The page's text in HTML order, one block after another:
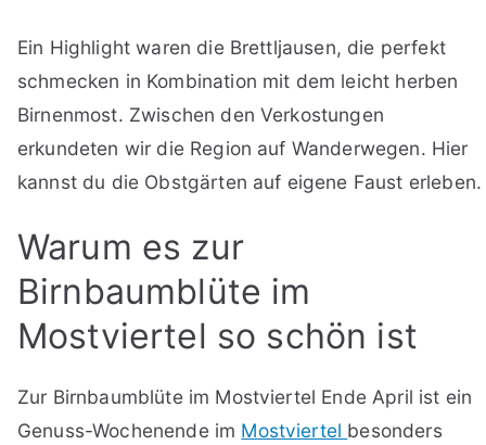
Ein Highlight waren die Brettljausen, die perfekt
schmecken in Kombination mit dem leicht herben
Birnenmost. Zwischen den Verkostungen
erkundeten wir die Region auf Wanderwegen. Hier
kannst du die Obstgärten auf eigene Faust erleben.
Warum es zur
Birnbaumblüte im
Mostviertel so schön ist
Zur Birnbaumblüte im Mostviertel Ende April ist ein
Genuss-Wochenende im Mostviertel besonders